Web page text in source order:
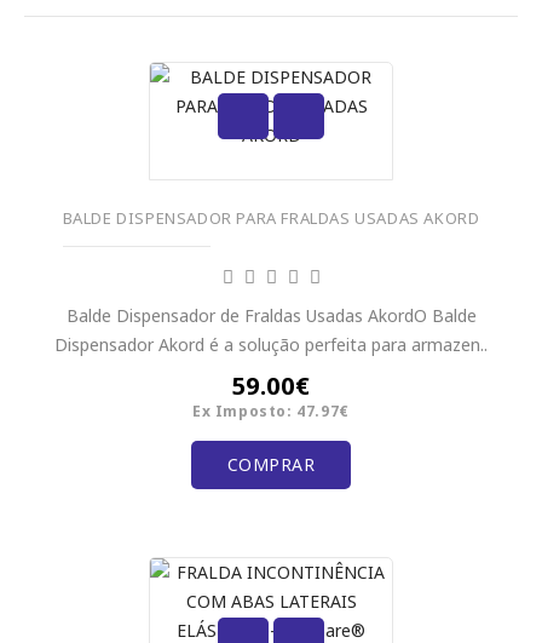
BALDE DISPENSADOR PARA FRALDAS USADAS AKORD
Balde Dispensador de Fraldas Usadas AkordO Balde
Dispensador Akord é a solução perfeita para armazen..
59.00€
Ex Imposto: 47.97€
COMPRAR